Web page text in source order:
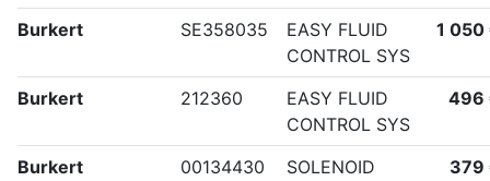
Burkert SE358035
EASY FLUID
CONTROL SYS
1 050
Burkert 212360
EASY FLUID
CONTROL SYS
496
Burkert 00134430
SOLENOID
379